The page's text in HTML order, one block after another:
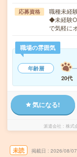
応募資格
職種未経
◆未経験
で気軽に
職場の雰囲気
年齢層
20代
気になる!
派遣会社 株式
未読 掲載日 2026/08/07